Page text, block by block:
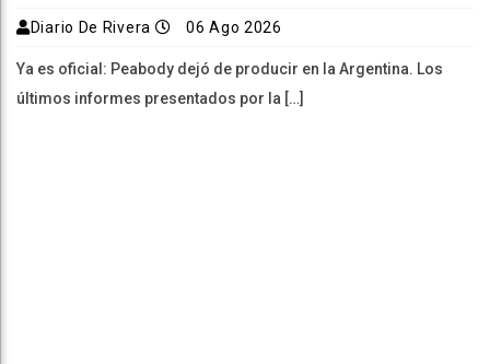
Diario De Rivera 06 Ago 2026
Ya es oficial: Peabody dejó de producir en la Argentina. Los
últimos informes presentados por la […]